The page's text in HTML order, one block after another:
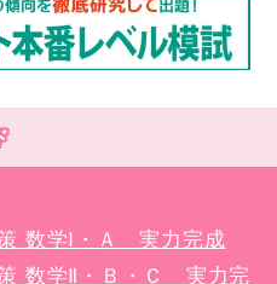
数学Ⅰ・Ａ 実力完成
数学Ⅱ・Ｂ・Ｃ 実力完